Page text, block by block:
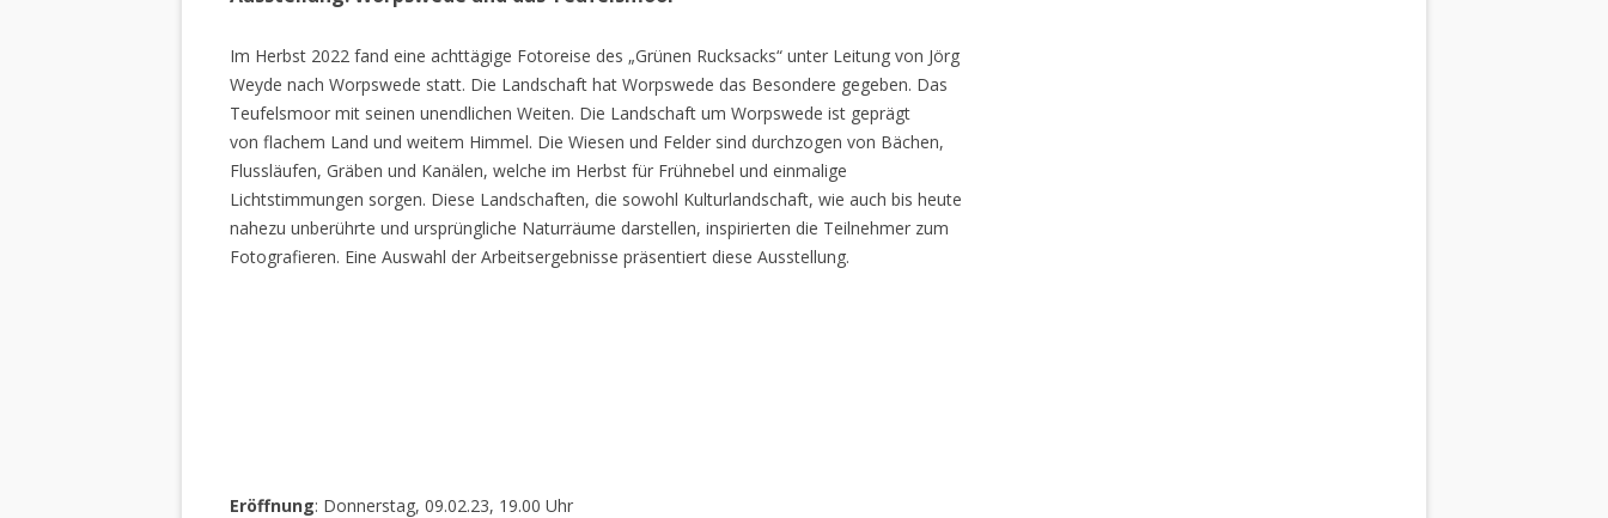
Im Herbst 2022 fand eine achttägige Fotoreise des „Grünen Rucksacks“ unter Leitung von Jörg
Weyde nach Worpswede statt. Die Landschaft hat Worpswede das Besondere gegeben. Das
Teufelsmoor mit seinen unendlichen Weiten. Die Landschaft um Worpswede ist geprägt
von flachem Land und weitem Himmel. Die Wiesen und Felder sind durchzogen von Bächen,
Flussläufen, Gräben und Kanälen, welche im Herbst für Frühnebel und einmalige
Lichtstimmungen sorgen. Diese Landschaften, die sowohl Kulturlandschaft, wie auch bis heute
nahezu unberührte und ursprüngliche Naturräume darstellen, inspirierten die Teilnehmer zum
Fotografieren. Eine Auswahl der Arbeitsergebnisse präsentiert diese Ausstellung.
Eröffnung: Donnerstag, 09.02.23, 19.00 Uhr